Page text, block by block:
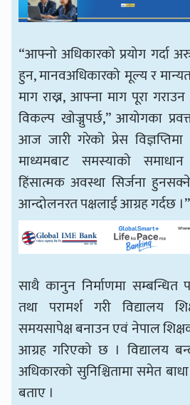
“आफ्नो अधिकारको प्रयोग गर्दा
हुन, मानवअधिकारको मूल्य र
माग राख्न, आफ्ना माग पूरा
विकल्प खोज्नुपर्छ,” आयोगका
आज जारी गरेको प्रेस
माध्यमबाट समस्याको
हिंसात्मक अवस्था सिर्जना
आन्दोलनरत पक्षलाई आग्रह गर्दछ ।”
साथै कानुन निर्माणमा
तथा परामर्श गरी विद्यालय
समयसापेक्ष बनाउन एवं नेपाल
आग्रह गरिएको छ । विद्यालय
अधिकारको सुनिश्चितामा समेत
बताए ।